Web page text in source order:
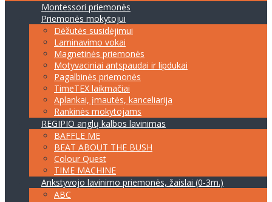
Montessori priemonės
Priemonės mokytojui
Dėžutės susidėjimui
Laminavimo vokai
Magnetinės priemonės
Motyvaciniai antspaudai ir lipdukai
Pagalbinės priemonės
TimeTEX laikmačiai
Aplankai, įmautės, kanceliarija
Rankinės mokytojams
REGIPIO anglų kalbos lavinimas
BAFFLE ME
BEAT ABOUT THE BUSH
Colour Quest
TIME MACHINE
Ankstyvojo lavinimo priemonės, žaislai (0-3m.)
ABC